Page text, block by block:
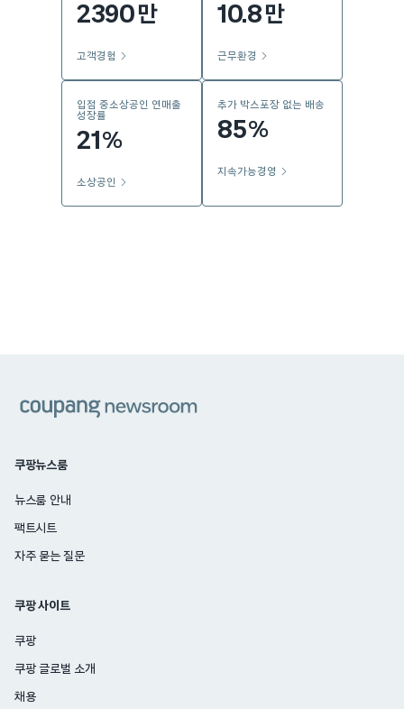
2390만
고객경험
10.8만
근무환경
입점 중소상공인 연매출
성장률
21 %
소상공인
추가 박스포장 없는 배송
85%
지속가능경영
쿠팡뉴스룸
뉴스룸 안내
팩트시트
자주 묻는 질문
쿠팡 사이트
쿠팡
쿠팡 글로벌 소개
채용